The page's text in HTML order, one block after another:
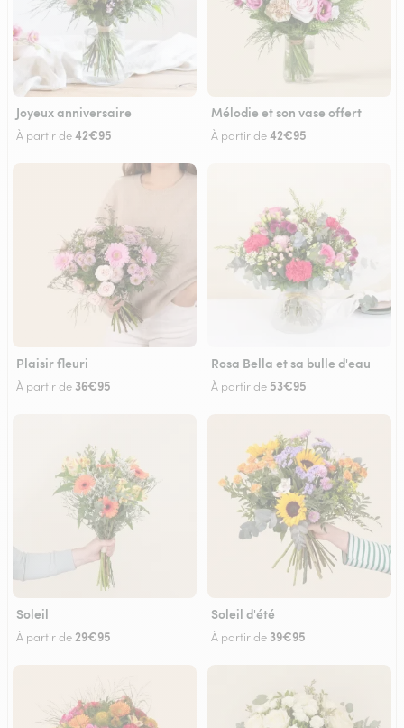
Joyeux anniversaire
À partir de42€95
Mélodie et son vase offert
À partir de42€95
Plaisir fleuri
À partir de 36€95
Rosa Bella et sa bulle d'eau
À partir de 53€95
Soleil
À partir de 29€95
Soleil d'été
À partir de 39€95